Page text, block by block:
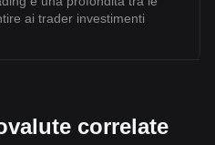
ai trader investimenti
correlate